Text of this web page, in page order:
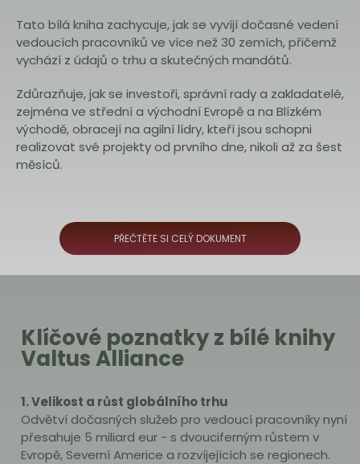
Tato bílá kniha zachycuje, jak se vyvíjí dočasné vedení
vedoucích pracovníků ve více než 30 zemích, přičemž
vychází z údajů o trhu a skutečných mandátů.
Zdůrazňuje, jak se investoři, správní rady a zakladatelé,
zejména ve střední a východní Evropě a na Blízkém
východě, obracejí na agilní lídry, kteří jsou schopni
realizovat své projekty od prvního dne, nikoli až za šest
měsíců.
PŘEČTĚTE SI CELÝ DOKUMENT
Klíčové poznatky z bílé knihy
Valtus Alliance
1. Velikost a růst globálního trhu
Odvětví dočasných služeb pro vedoucí pracovníky nyní
přesahuje 5 miliard eur - s dvouciferným růstem v
Evropě, Severní Americe a rozvíjejících se regionech.